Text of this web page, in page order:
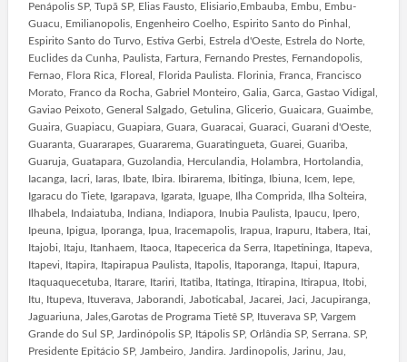
Penápolis SP, Tupã SP, Elias Fausto, Elisiario,Embauba, Embu, Embu-
Guacu, Emilianopolis, Engenheiro Coelho, Espirito Santo do Pinhal,
Espirito Santo do Turvo, Estiva Gerbi, Estrela d'Oeste, Estrela do Norte,
Euclides da Cunha, Paulista, Fartura, Fernando Prestes, Fernandopolis,
Fernao, Flora Rica, Floreal, Florida Paulista. Florinia, Franca, Francisco
Morato, Franco da Rocha, Gabriel Monteiro, Galia, Garca, Gastao Vidigal,
Gaviao Peixoto, General Salgado, Getulina, Glicerio, Guaicara, Guaimbe,
Guaira, Guapiacu, Guapiara, Guara, Guaracai, Guaraci, Guarani d'Oeste,
Guaranta, Guararapes, Guararema, Guaratingueta, Guarei, Guariba,
Guaruja, Guatapara, Guzolandia, Herculandia, Holambra, Hortolandia,
Iacanga, Iacri, Iaras, Ibate, Ibira. Ibirarema, Ibitinga, Ibiuna, Icem, Iepe,
Igaracu do Tiete, Igarapava, Igarata, Iguape, Ilha Comprida, Ilha Solteira,
Ilhabela, Indaiatuba, Indiana, Indiapora, Inubia Paulista, Ipaucu, Ipero,
Ipeuna, Ipigua, Iporanga, Ipua, Iracemapolis, Irapua, Irapuru, Itabera, Itai,
Itajobi, Itaju, Itanhaem, Itaoca, Itapecerica da Serra, Itapetininga, Itapeva,
Itapevi, Itapira, Itapirapua Paulista, Itapolis, Itaporanga, Itapui, Itapura,
Itaquaquecetuba, Itarare, Itariri, Itatiba, Itatinga, Itirapina, Itirapua, Itobi,
Itu, Itupeva, Ituverava, Jaborandi, Jaboticabal, Jacarei, Jaci, Jacupiranga,
Jaguariuna, Jales,Garotas de Programa Tietê SP, Ituverava SP, Vargem
Grande do Sul SP, Jardinópolis SP, Itápolis SP, Orlândia SP, Serrana. SP,
Presidente Epitácio SP, Jambeiro, Jandira. Jardinopolis, Jarinu, Jau,